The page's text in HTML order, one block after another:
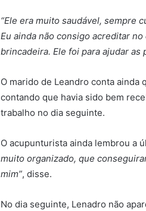
“Ele era muito saudável, sempre
Eu ainda não consigo acreditar
brincadeira. Ele foi para ajudar as
O marido de Leandro conta
contando que havia sido bem
trabalho no dia seguinte.
O acupunturista ainda lembrou a
muito organizado, que
mim”, disse.
No dia seguinte, Lenadro não